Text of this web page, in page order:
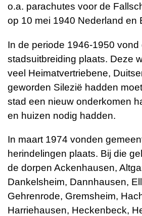
o.a. parachutes voor de
op 10 mei 1940 Nederland en
In de periode 1946-1950 vond
stadsuitbreiding plaats. Deze
veel Heimatvertriebene,
geworden Silezië hadden
stad een nieuw onderkomen
en huizen nodig hadden.
In maart 1974 vonden
herindelingen plaats. Bij die
de dorpen Ackenhausen,
Dankelsheim, Dannhausen,
Gehrenrode, Gremsheim,
Harriehausen, Heckenbeck,